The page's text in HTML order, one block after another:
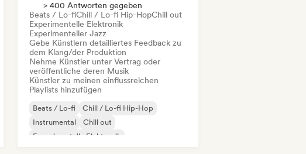
> 400 Antworten gegeben
Beats / Lo-fiChill / Lo-fi Hip-HopChill out
Experimentelle Elektronik
Experimenteller Jazz
Gebe Künstlern detailliertes Feedback zu
dem Klang/der Produktion
Nehme Künstler unter Vertrag oder
veröffentliche deren Musik
Künstler zu meinen einflussreichen
Playlists hinzufügen
Beats / Lo-fi
Chill / Lo-fi Hip-Hop
Instrumental
Chill out
Experimentelle Elektronik